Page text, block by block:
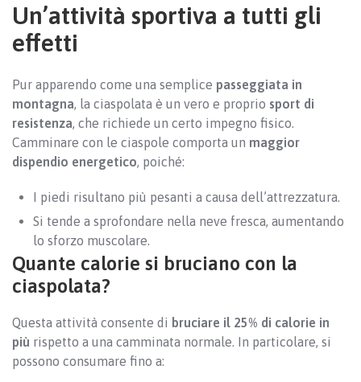
Un’attività sportiva a tutti gli
effetti
Pur apparendo come una semplice passeggiata in
montagna, la ciaspolata è un vero e proprio sport di
resistenza, che richiede un certo impegno fisico.
Camminare con le ciaspole comporta un maggior
dispendio energetico, poiché:
I piedi risultano più pesanti a causa dell’attrezzatura.
Si tende a sprofondare nella neve fresca, aumentando
lo sforzo muscolare.
Quante calorie si bruciano con la
ciaspolata?
Questa attività consente di bruciare il 25% di calorie in
più rispetto a una camminata normale. In particolare, si
possono consumare fino a: